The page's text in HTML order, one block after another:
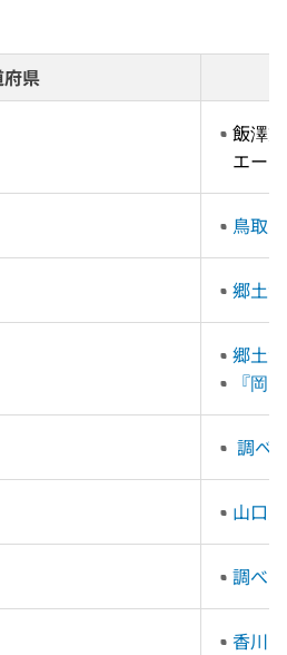
県
飯澤
エー
鳥取
郷土
郷土
『岡
調べ
山口
調べ
香川